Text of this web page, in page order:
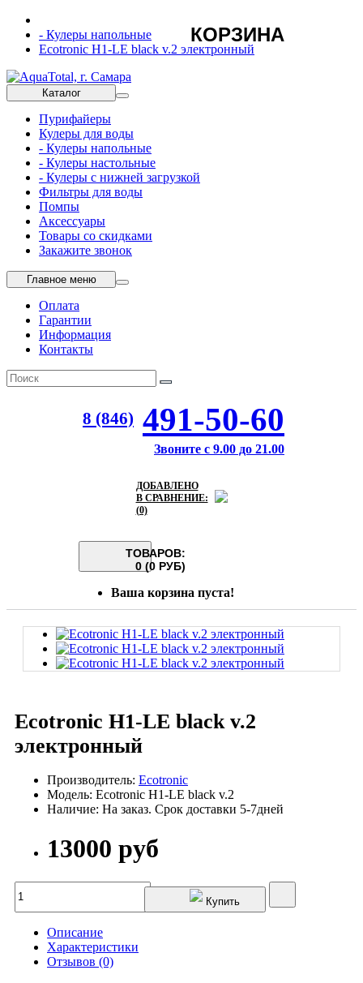
- Кулеры напольные
Ecotronic H1-LE black v.2 электронный
Каталог
Пурифайеры
Кулеры для воды
- Кулеры напольные
- Кулеры настольные
- Кулеры с нижней загрузкой
Фильтры для воды
Помпы
Аксессуары
Товары со скидками
Закажите звонок
Главное меню
Оплата
Гарантии
Информация
Контакты
8 (846) 491-50-60
Звоните с 9.00 до 21.00
ДОБАВЛЕНО
В СРАВНЕНИЕ:
(0)
ТОВАРОВ:
0 (0 РУБ)
КОРЗИНА
Ваша корзина пуста!
Ecotronic H1-LE black v.2
электронный
Производитель: Ecotronic
Модель: Ecotronic H1-LE black v.2
Наличие: На заказ. Срок доставки 5-7дней
13000 руб
Купить
Описание
Характеристики
Отзывов (0)